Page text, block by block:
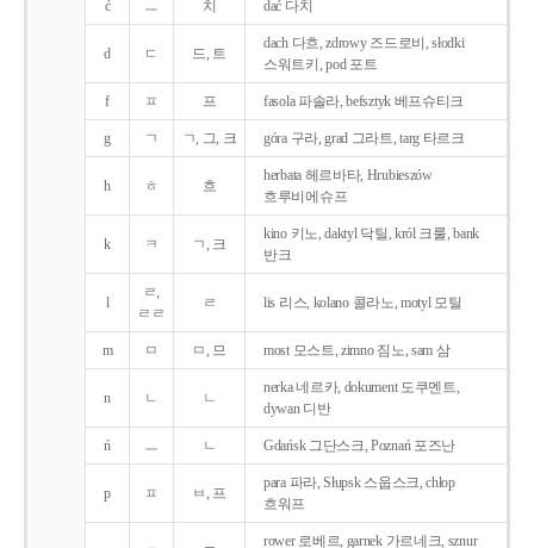
ć ㅡ 치 dać 다치
d ㄷ 드, 트
dach 다흐, zdrowy 즈드로비, słodki
스워트키, pod 포트
f ㅍ 프 fasola 파솔라, befsztyk 베프슈티크
g ㄱ ㄱ, 그, 크 góra 구라, grad 그라트, targ 타르크
h ㅎ 흐
herbata 헤르바타, Hrubieszów
흐루비에슈프
k ㅋ ㄱ, 크
kino 키노, daktyl 닥틸, król 크룰, bank
반크
l
ㄹ,
ㄹㄹ
ㄹ lis 리스, kolano 콜라노, motyl 모틸
m ㅁ ㅁ, 므 most 모스트, zimno 짐노, sam 삼
n ㄴ ㄴ
nerka 네르카, dokument 도쿠멘트,
dywan 디반
ń ㅡ ㄴ Gdańsk 그단스크, Poznań 포즈난
p ㅍ ㅂ, 프
para 파라, Słupsk 스웁스크, chłop
흐워프
rower 로베르, garnek 가르네크, sznur